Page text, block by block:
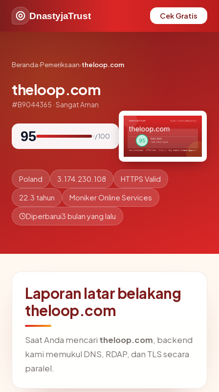
DnastyjaTrust Cek Gratis
Beranda›Pemeriksaan›theloop.com
theloop.com
#B9044365 · Sangat Aman
95 / 100
Poland 3.174.230.108 HTTPS Valid
22.3 tahun Moniker Online Services
Diperbarui3 bulan yang lalu
Laporan latar belakang
theloop.com
Saat Anda mencari theloop.com, backend
kami memukul DNS, RDAP, dan TLS secara
paralel.